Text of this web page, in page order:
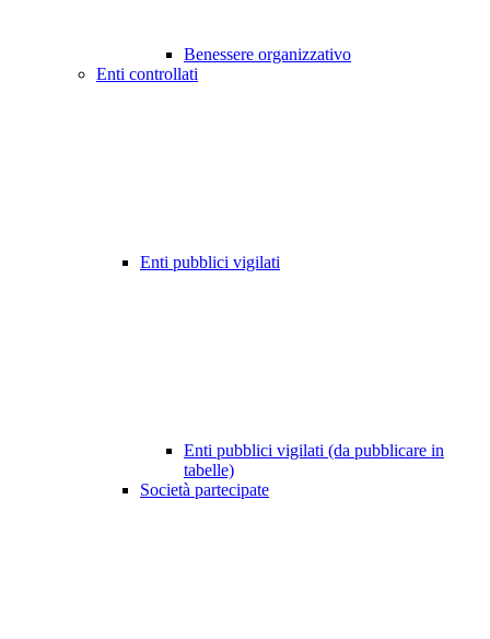
Benessere organizzativo
Enti controllati
Enti pubblici vigilati
Enti pubblici vigilati (da pubblicare in
tabelle)
Società partecipate